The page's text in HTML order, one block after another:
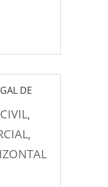
DE
,
,